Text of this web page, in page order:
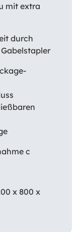
mit extra
durch
c
x 800 x